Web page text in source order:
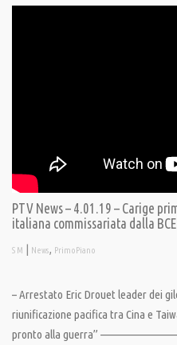
PTV News – 4.01.19 – Carige
italiana commissariata dalla BCE
S M | News, PrimoPiano
– Arrestato Eric Drouet leader dei
riunificazione pacifica tra Cina e
pronto alla guerra”